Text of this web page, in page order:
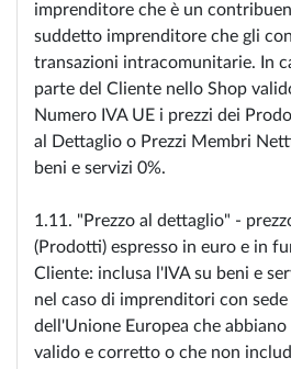
imprenditore che è un
suddetto imprenditore che gli
transazioni intracomunitarie. In
parte del Cliente nello Shop
Numero IVA UE i prezzi dei
al Dettaglio o Prezzi Membri
beni e servizi 0%.
1.11. "Prezzo al dettaglio" -
(Prodotti) espresso in euro e in
Cliente: inclusa l'IVA su beni e
nel caso di imprenditori con
dell'Unione Europea che
valido e corretto o che non